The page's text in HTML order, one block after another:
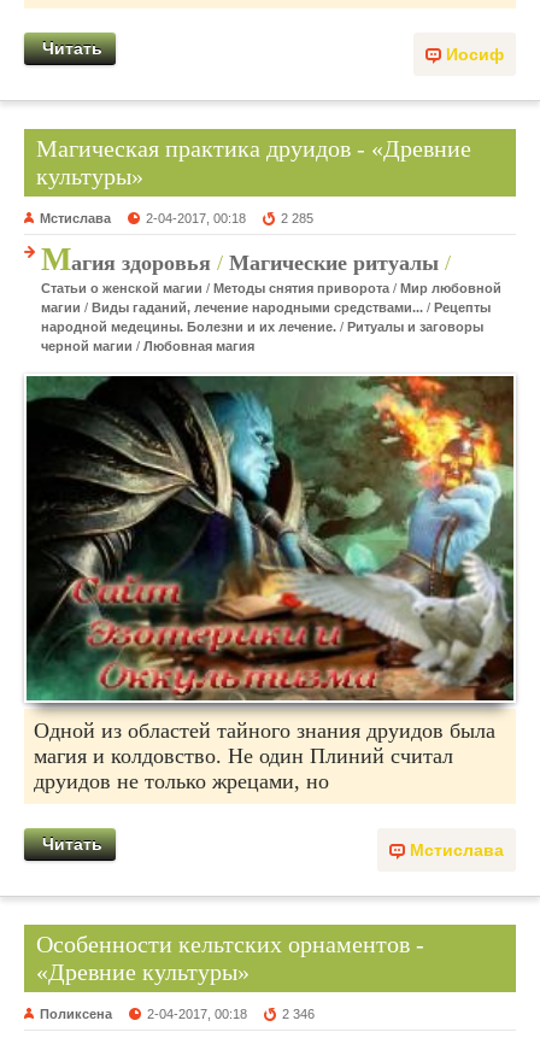
Иосиф
Читать
Магическая практика друидов - «Древние
культуры»
Мстислава 2-04-2017, 00:18 2 285
Магия здоровья / Магические ритуалы /
Статьи о женской магии / Методы снятия приворота / Мир любовной
магии / Виды гаданий, лечение народными средствами... / Рецепты
народной медецины. Болезни и их лечение. / Ритуалы и заговоры
черной магии / Любовная магия
Одной из областей тайного знания друидов была
магия и колдовство. Не один Плиний считал
друидов не только жрецами, но
Мстислава
Читать
Особенности кельтских орнаментов -
«Древние культуры»
Поликсена 2-04-2017, 00:18 2 346